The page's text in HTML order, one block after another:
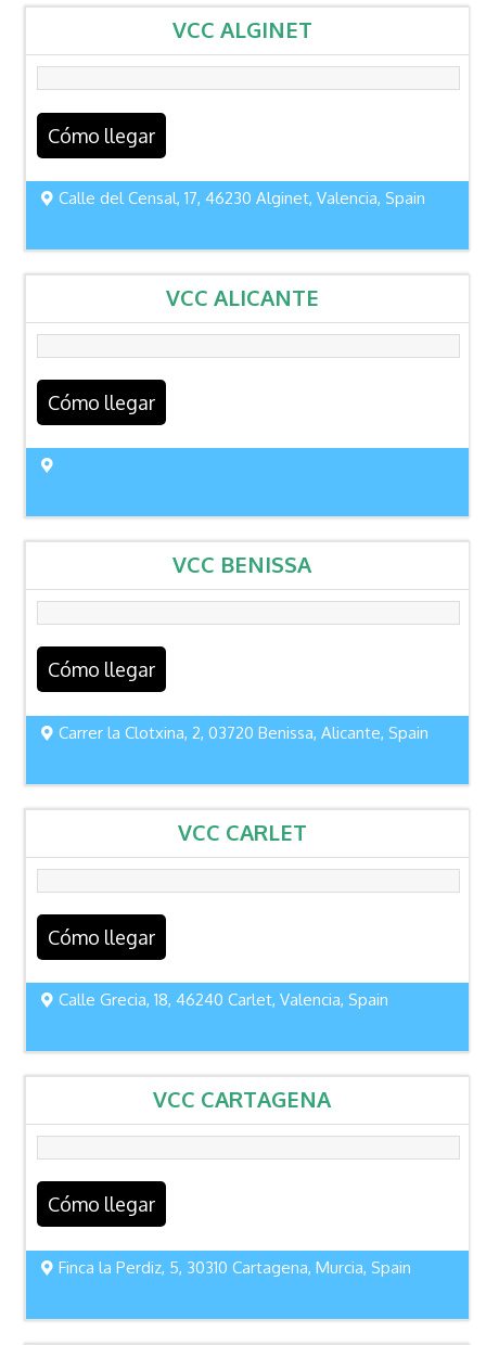
VCC ALGINET
Cómo llegar
Calle del Censal, 17, 46230 Alginet, Valencia, Spain
VCC ALICANTE
Cómo llegar
VCC BENISSA
Cómo llegar
Carrer la Clotxina, 2, 03720 Benissa, Alicante, Spain
VCC CARLET
Cómo llegar
Calle Grecia, 18, 46240 Carlet, Valencia, Spain
VCC CARTAGENA
Cómo llegar
Finca la Perdiz, 5, 30310 Cartagena, Murcia, Spain